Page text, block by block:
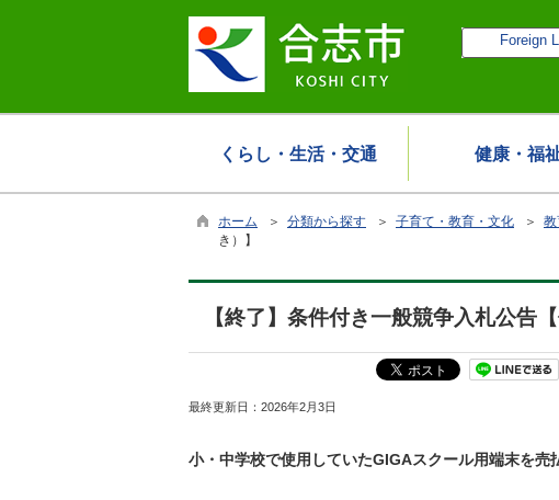
Foreign
くらし・生活・交通 健康・福
ホーム ＞ 分類から探す ＞ 子育て・教育・文化 ＞
き）】
【終了】条件付き一般競争入札公告
最終更新日： 2026年2月3日
小・中学校で使用していたGIGAスクール用端末を売